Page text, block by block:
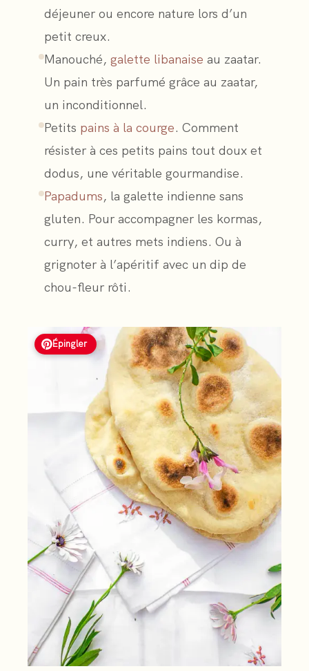
déjeuner ou encore nature lors d’un
petit creux.
Manouché, galette libanaise au zaatar.
Un pain très parfumé grâce au zaatar,
un inconditionnel.
Petits pains à la courge. Comment
résister à ces petits pains tout doux et
dodus, une véritable gourmandise.
Papadums, la galette indienne sans
gluten. Pour accompagner les kormas,
curry, et autres mets indiens. Ou à
grignoter à l’apéritif avec un dip de
chou-fleur rôti.
Épingler